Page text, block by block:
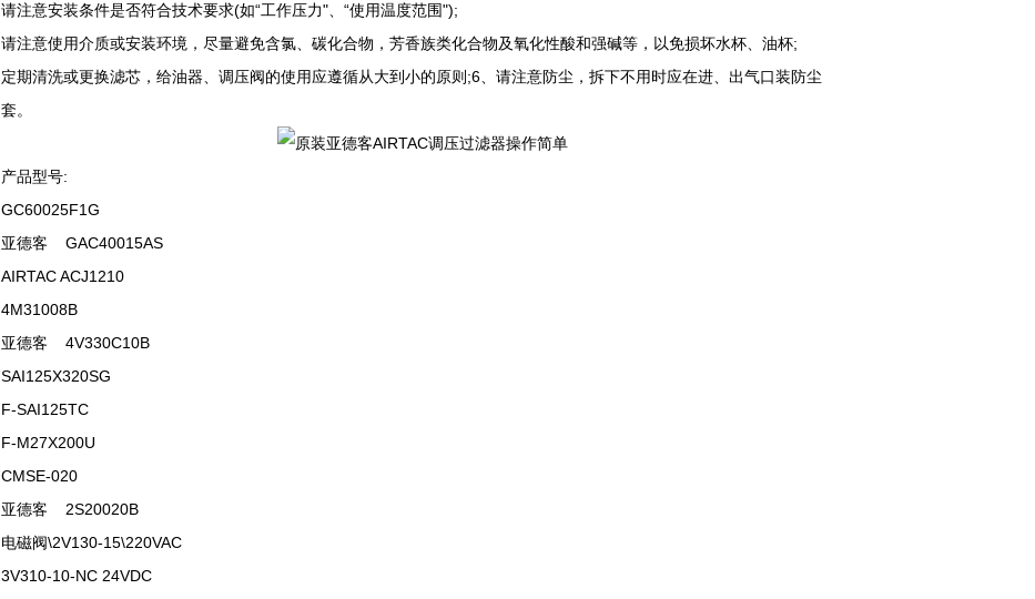
请注意安装条件是否符合技术要求(如“工作压力"、“使用温度范围");
请注意使用介质或安装环境，尽量避免含氯、碳化合物，芳香族类化合物及氧化性酸和强碱等，以免损坏水杯、油杯;
定期清洗或更换滤芯，给油器、调压阀的使用应遵循从大到小的原则;6、请注意防尘，拆下不用时应在进、出气口装防尘
套。
产品型号:
GC60025F1G
亚德客 GAC40015AS
AIRTAC ACJ1210
4M31008B
亚德客 4V330C10B
SAI125X320SG
F-SAI125TC
F-M27X200U
CMSE-020
亚德客 2S20020B
电磁阀\2V130-15\220VAC
3V310-10-NC 24VDC